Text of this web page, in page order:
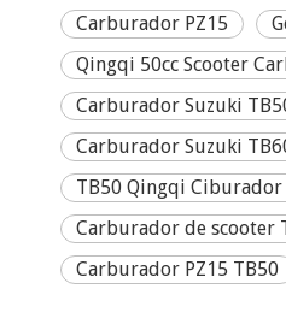
Carburador PZ15
Qingqi 50cc Scooter
Carburador Suzuki
Carburador Suzuki
TB50 Qingqi Ciburador
Carburador de scooter
Carburador PZ15 TB50